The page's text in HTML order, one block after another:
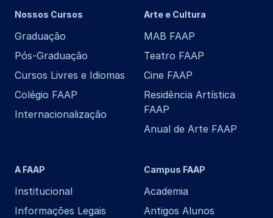
Nossos Cursos
Graduação
Pós-Graduação
Cursos Livres e Idiomas
Colégio FAAP
Internacionalização
Arte e Cultura
MAB FAAP
Teatro FAAP
Cine FAAP
Residência Artística
FAAP
Anual de Arte FAAP
A FAAP
Institucional
Informações Legais
Campus FAAP
Academia
Antigos Alunos